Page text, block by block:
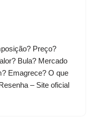
Preço?
Bula? Mercado
Emagrece? O que
– Site oficial